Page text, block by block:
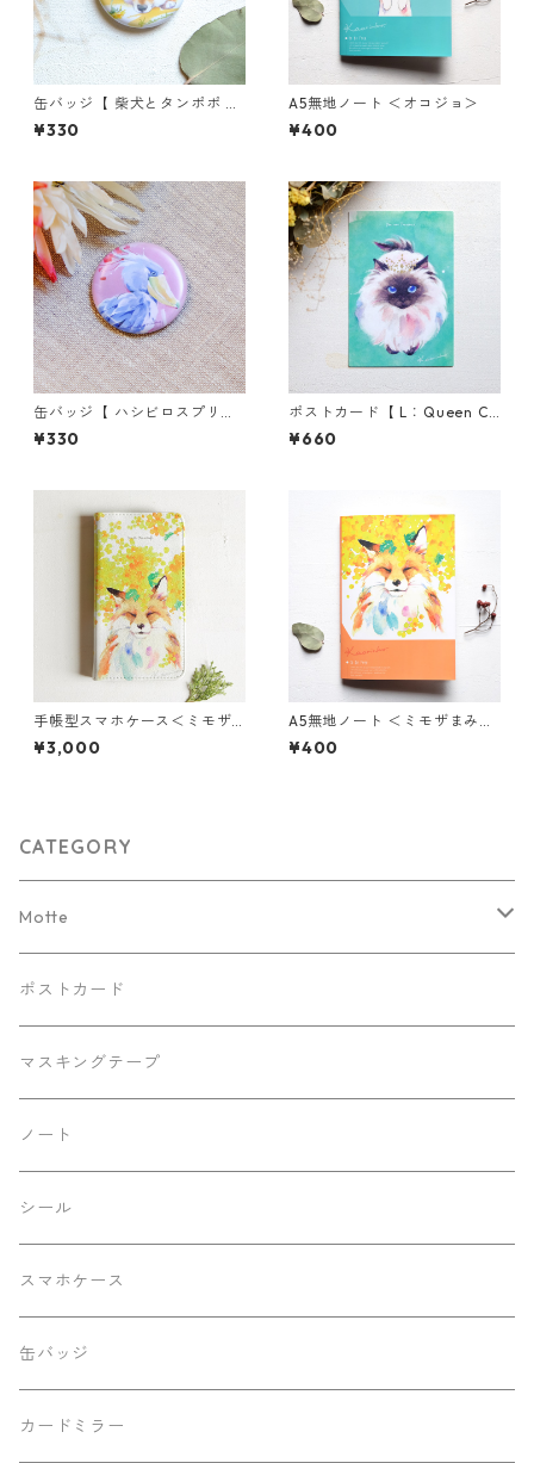
缶バッジ【 柴犬とタンポポ 】
_マットタイプ
¥330
A5無地ノート ＜オコジョ＞
¥400
缶バッジ【 ハシビロスプリン
グ 】_マットタイプ
¥330
ポストカード【 L：Queen Ca
t 】／3枚セット★組み合わせ
自由★
¥660
手帳型スマホケース＜ミモザ
まみれのキツネ＞
¥3,000
A5無地ノート ＜ミモザまみれ
のキツネ＞
¥400
CATEGORY
Motte
Kaorinkoイラストバージョン
リバティバージョン
デニムバージョン
レースバージョン
シルバーラメバージョン
動物柄バージョン
改良前バージョン
ポストカード
マスキングテープ
ノート
シール
スマホケース
缶バッジ
カードミラー